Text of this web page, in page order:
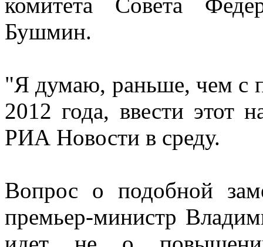
Бушмин.
"Я думаю, раньше, чем с
2012 года, ввести этот
РИА Новости в среду.
Вопрос о подобной
премьер-министр